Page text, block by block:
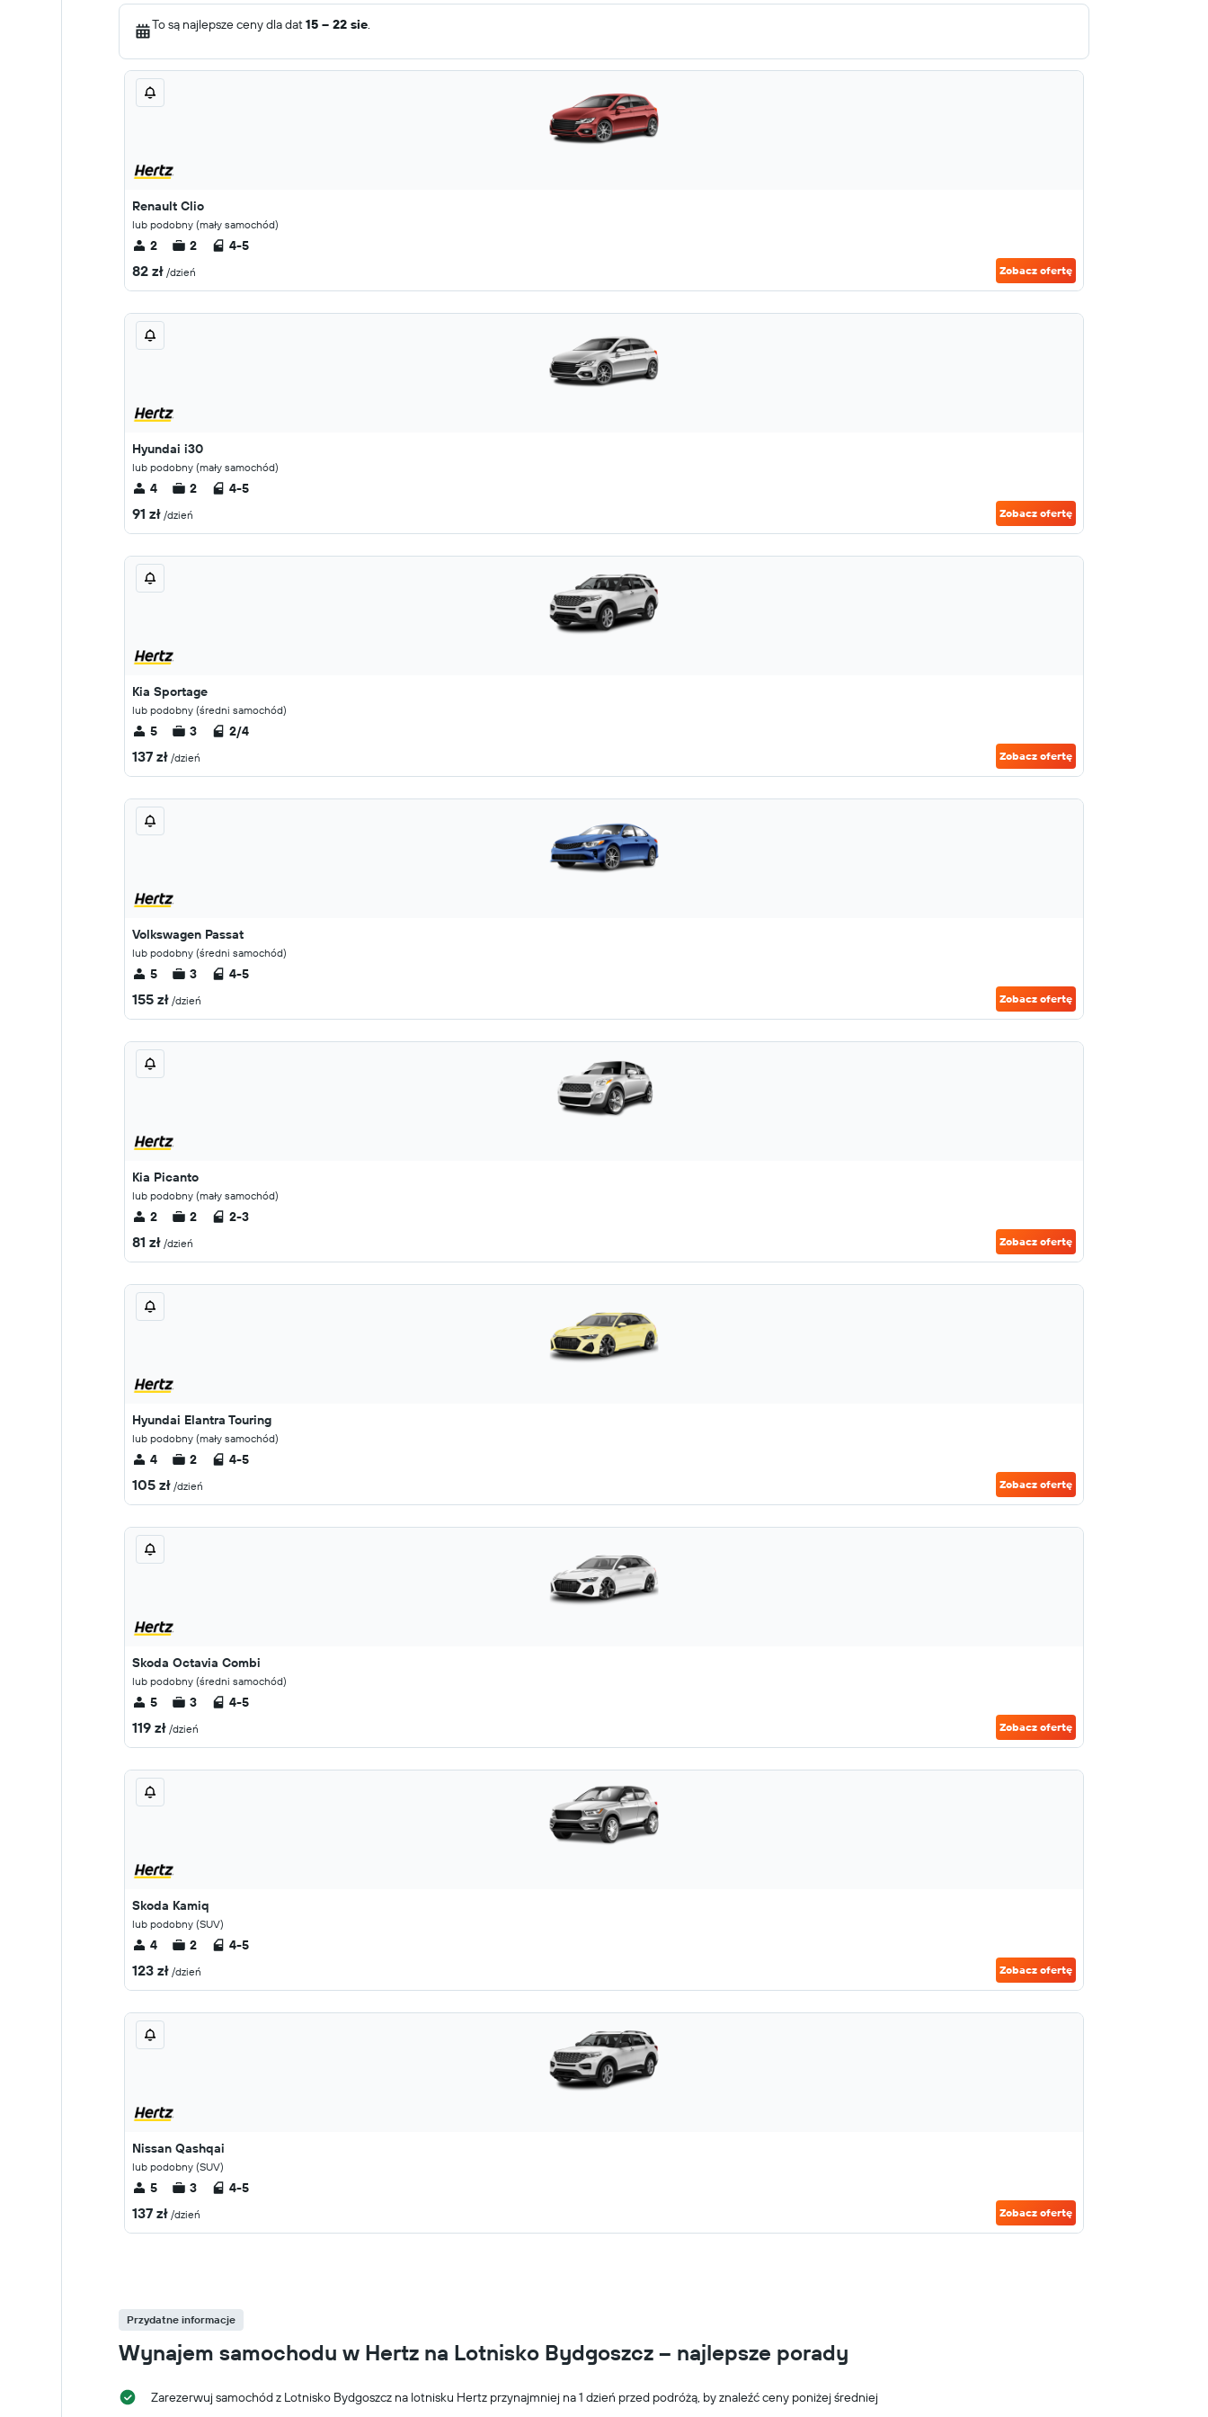
To są najlepsze ceny dla dat15 – 22 sie.
Renault Clio
lub podobny (mały samochód)
2 2 4-5
82 zł /dzień Zobacz ofertę
Hyundai i30
lub podobny (mały samochód)
4 2 4-5
91 zł /dzień Zobacz ofertę
Kia Sportage
lub podobny (średni samochód)
5 3 2/4
137 zł /dzień Zobacz ofertę
Volkswagen Passat
lub podobny (średni samochód)
5 3 4-5
155 zł /dzień Zobacz ofertę
Kia Picanto
lub podobny (mały samochód)
2 2 2-3
81 zł /dzień Zobacz ofertę
Hyundai Elantra Touring
lub podobny (mały samochód)
4 2 4-5
105 zł /dzień Zobacz ofertę
Skoda Octavia Combi
lub podobny (średni samochód)
5 3 4-5
119 zł /dzień Zobacz ofertę
Skoda Kamiq
lub podobny (SUV)
4 2 4-5
123 zł /dzień Zobacz ofertę
Nissan Qashqai
lub podobny (SUV)
5 3 4-5
137 zł /dzień Zobacz ofertę
Przydatne informacje
Wynajem samochodu w Hertz na Lotnisko Bydgoszcz – najlepsze porady
Zarezerwuj samochód z Lotnisko Bydgoszcz na lotnisku Hertz przynajmniej na 1 dzień przed podróżą, by znaleźć ceny poniżej średniej